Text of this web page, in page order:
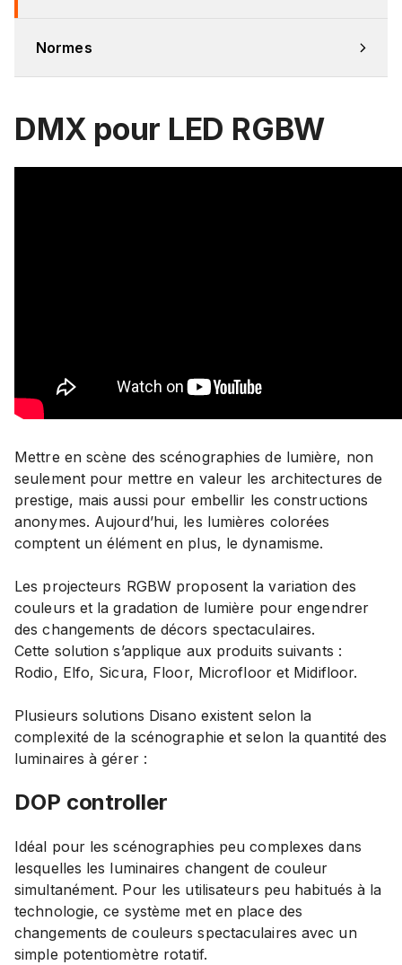
Normes
DMX pour LED RGBW
Mettre en scène des scénographies de lumière, non
seulement pour mettre en valeur les architectures de
prestige, mais aussi pour embellir les constructions
anonymes. Aujourd’hui, les lumières colorées
comptent un élément en plus, le dynamisme.
Les projecteurs RGBW proposent la variation des
couleurs et la gradation de lumière pour engendrer
des changements de décors spectaculaires.
Cette solution s’applique aux produits suivants :
Rodio, Elfo, Sicura, Floor, Microfloor et Midifloor.
Plusieurs solutions Disano existent selon la
complexité de la scénographie et selon la quantité des
luminaires à gérer :
DOP controller
Idéal pour les scénographies peu complexes dans
lesquelles les luminaires changent de couleur
simultanément. Pour les utilisateurs peu habitués à la
technologie, ce système met en place des
changements de couleurs spectaculaires avec un
simple potentiomètre rotatif.